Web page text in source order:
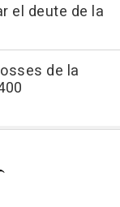
el deute de la
de la